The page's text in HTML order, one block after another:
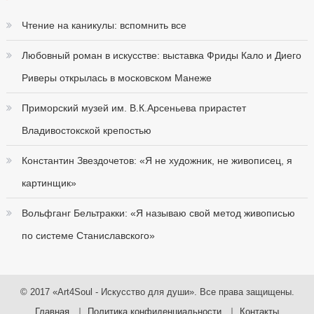
Чтение на каникулы: вспомнить все
Любовный роман в искусстве: выставка Фриды Кало и Диего
Риверы открылась в московском Манеже
Приморский музей им. В.К.Арсеньева прирастет
Владивостокской крепостью
Константин Звездочетов: «Я не художник, не живописец, я
картинщик»
Вольфганг Бельтракки: «Я называю свой метод живописью
по системе Станиславского»
© 2017 «Art4Soul - Искусство для души». Все права защищены.
Главная
Политика конфиденциальности Контакты